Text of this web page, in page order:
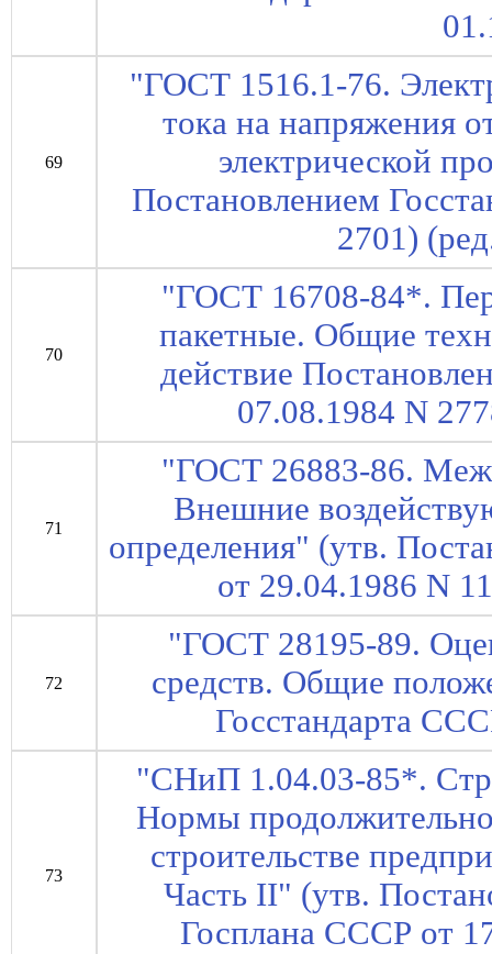
69
"ГОСТ 1516.1-76.
тока на напряжения
электрической
Постановлением
2701)
70
"ГОСТ 16708-84*.
пакетные. Общие
действие
07.08.1984 N
71
"ГОСТ 26883-86.
Внешние
определения" (утв.
от 29.04.1986 N
72
"ГОСТ 28195-89.
средств. Общие
Госстандарта
73
"СНиП 1.04.03-85*.
Нормы
строительстве
Часть II" (утв.
Госплана СССР от